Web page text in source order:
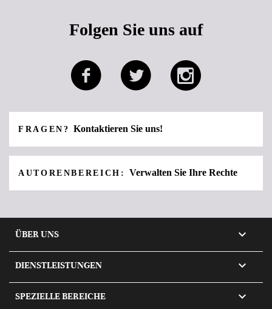
Folgen Sie uns auf
FRAGEN?Kontaktieren Sie uns!
AUTORENBEREICH:Verwalten Sie Ihre Rechte
ÜBER UNS 
DIENSTLEISTUNGEN 
SPEZIELLE BEREICHE 